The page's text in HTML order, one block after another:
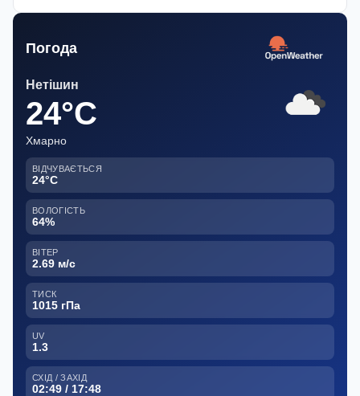
Погода
Нетішин
24°C
Хмарно
ВІДЧУВАЄТЬСЯ
24°C
ВОЛОГІСТЬ
64%
ВІТЕР
2.69 м/с
ТИСК
1015 гПа
UV
1.3
СХІД / ЗАХІД
02:49 / 17:48